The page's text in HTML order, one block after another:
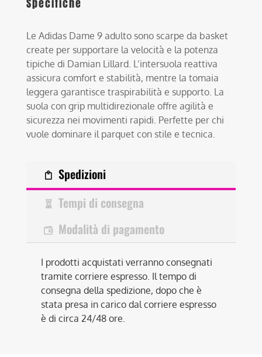
Le Adidas Dame 9 adulto sono scarpe da basket
create per supportare la velocità e la potenza
tipiche di Damian Lillard. L’intersuola reattiva
assicura comfort e stabilità, mentre la tomaia
leggera garantisce traspirabilità e supporto. La
suola con grip multidirezionale offre agilità e
sicurezza nei movimenti rapidi. Perfette per chi
vuole dominare il parquet con stile e tecnica.
Spedizioni
Tempi di consegna
Modalità di pagamento
I prodotti acquistati verranno consegnati
tramite corriere espresso. Il tempo di
consegna della spedizione, dopo che è
stata presa in carico dal corriere espresso
è di circa 24/48 ore.